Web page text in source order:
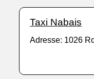
Taxi Nabais
Adresse: 1026